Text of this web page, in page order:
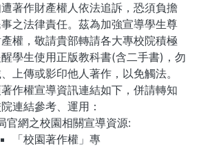
著作財產權人依法追訴，恐須負擔
之法律責任。茲為加強宣導學生尊
權，敬請貴部轉請各大專校院積極
學生使用正版教科書(含二手書)，勿
上傳或影印他人著作，以免觸法。
作權宣導資訊連結如下，併請轉知
連結參考、運用：
官網之校園相關宣導資源:
「校園著作權」專